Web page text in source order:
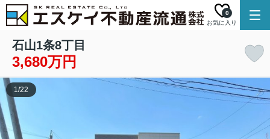
お気に入り
0
石山1条8丁目
3,680万円
1/22